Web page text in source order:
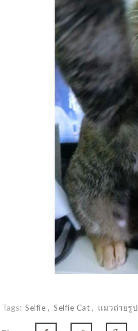
Tags: Selfie Selfie Cat แมวถ่ายรูป